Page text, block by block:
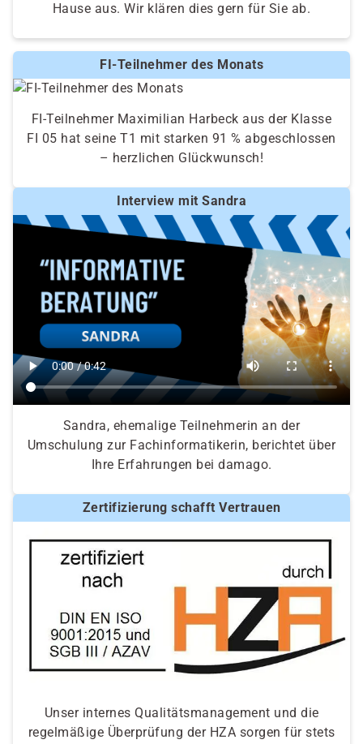
Hause aus. Wir klären dies gern für Sie ab.
FI-Teilnehmer des Monats
FI-Teilnehmer Maximilian Harbeck aus der Klasse
FI 05 hat seine T1 mit starken 91 % abgeschlossen
– herzlichen Glückwunsch!
Interview mit Sandra
Sandra, ehemalige Teilnehmerin an der
Umschulung zur Fachinformatikerin, berichtet über
Ihre Erfahrungen bei damago.
Zertifizierung schafft Vertrauen
Unser internes Qualitätsmanagement und die
regelmäßige Überprüfung der HZA sorgen für stets